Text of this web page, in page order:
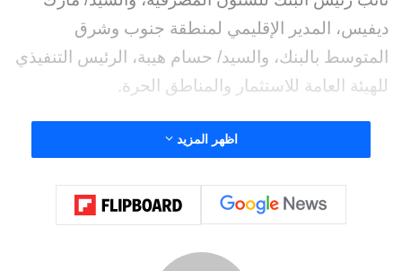
ديفيس، المدير الإقليمي لمنطقة جنوب وشرق
المتوسط بالبنك، والسيد/ حسام هيبة، الرئيس التنفيذي
للهيئة العامة للاستثمار والمناطق الحرة.
وفي بداية الاجتماع، رحب رئيس الوزراء بالسيد جاييت
الاستراتيجية الممتدة بين مصر والبنك الأوروبي لإعادة
الإعمار والتنمية، والتي أسهمت في تمويل العديد من
المشروعات التنموية، ودعم القطاع الخاص باعتباره
اظهر المزيد